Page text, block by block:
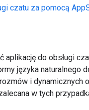
czatu za pomocą
aplikację do obsługi
języka naturalnego
i dynamicznych
w tych